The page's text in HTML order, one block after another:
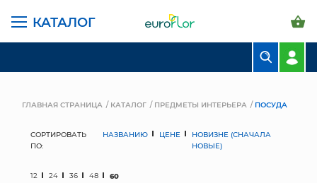
КАТАЛОГ
ГЛАВНАЯ СТРАНИЦА КАТАЛОГ ПРЕДМЕТЫ ИНТЕРЬЕРА ПОСУДА
СОРТИРОВАТЬ
ПО:
НАЗВАНИЮ ЦЕНЕ
НОВИЗНЕ (СНАЧАЛА
НОВЫЕ)
12 24 36 48 60